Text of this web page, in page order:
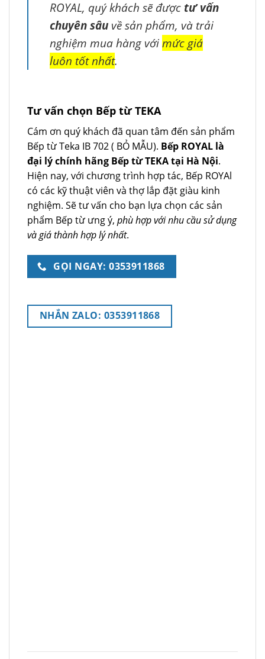
ROYAL, quý khách sẽ được tư vấn
chuyên sâu về sản phẩm, và trải
nghiệm mua hàng vớimức giá
luôn tốt nhất.
Tư vấn chọn Bếp từ TEKA
Cám ơn quý khách đã quan tâm đến sản phẩm
Bếp từ Teka IB 702 ( BỎ MẪU). Bếp ROYAL là
đại lý chính hãng Bếp từ TEKA tại Hà Nội.
Hiện nay, với chương trình hợp tác, Bếp ROYAl
có các kỹ thuật viên và thợ lắp đặt giàu kinh
nghiệm. Sẽ tư vấn cho bạn lựa chọn các sản
phẩm Bếp từ ưng ý, phù hợp với nhu cầu sử dụng
và giá thành hợp lý nhất.
GỌI NGAY: 0353911868
NHẮN ZALO: 0353911868